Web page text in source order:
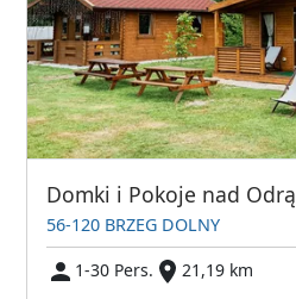
Domki i Pokoje nad Odrą
56-120 BRZEG DOLNY
1-30 Pers.
21,19 km